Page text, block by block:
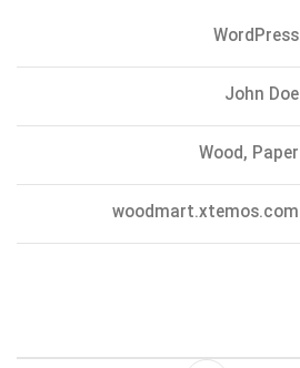
WordPress
John Doe
Wood, Paper
woodmart.xtemos.com